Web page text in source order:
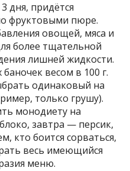
дня, придётся
фруктовыми пюре.
овощей, мяса и
более тщательной
лишней жидкости.
весом в 100 г.
одинаковый на
только грушу).
монодиету на
завтра — персик,
кто боится сорваться,
весь имеющийся
меню.